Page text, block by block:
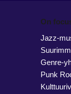
On
Jazz-
Genre-
Punk